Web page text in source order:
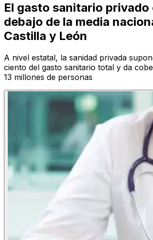
El gasto sanitario privado
debajo de la media
Castilla y León
A nivel estatal, la sanidad privada
ciento del gasto sanitario total y da
13 millones de personas